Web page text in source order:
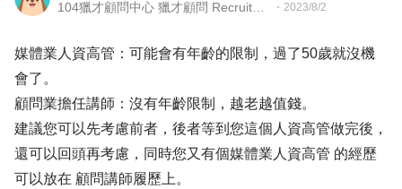
・ 2023/8/2
媒體業人資高管：可能會有年齡的限制，過了50歲就沒機
會了。
顧問業擔任講師：沒有年齡限制，越老越值錢。
建議您可以先考慮前者，後者等到您這個人資高管做完後，
還可以回頭再考慮，同時您又有個媒體業人資高管 的經歷
可以放在 顧問講師履歷上。